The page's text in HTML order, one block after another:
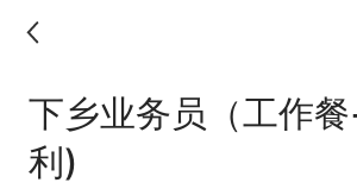
下乡业务员（工作
利)